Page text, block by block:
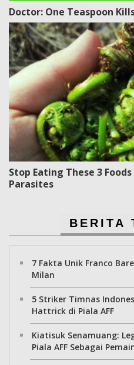
Doctor: One Teaspoon
Stop Eating These 3
Parasites
BERITA
7 Fakta Unik Franco
Milan
5 Striker Timnas
Hattrick di Piala AFF
Kiatisuk Senamuang:
Piala AFF Sebagai